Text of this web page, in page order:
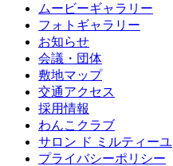
ムービーギャラリー
フォトギャラリー
お知らせ
会議・団体
敷地マップ
交通アクセス
採用情報
わんこクラブ
サロン ド ミルティーユ
プライバシーポリシー